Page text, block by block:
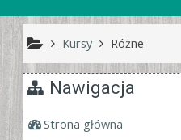
Kursy Różne
Nawigacja
Strona główna